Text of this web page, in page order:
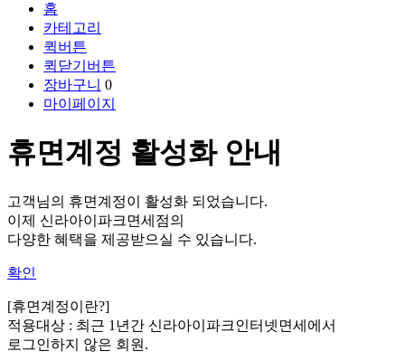
홈
카테고리
퀵버튼
퀵닫기버튼
장바구니 0
마이페이지
휴면계정 활성화 안내
고객님의 휴면계정이 활성화 되었습니다.
이제 신라아이파크면세점의
다양한 혜택을 제공받으실 수 있습니다.
확인
[휴면계정이란?]
적용대상 : 최근 1년간 신라아이파크인터넷면세에서
로그인하지 않은 회원.